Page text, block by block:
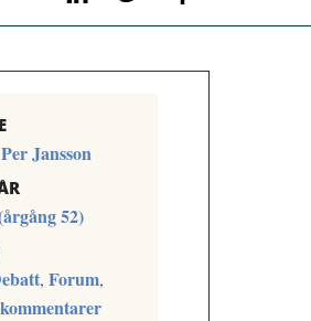
Per Jansson
52)
, Forum,